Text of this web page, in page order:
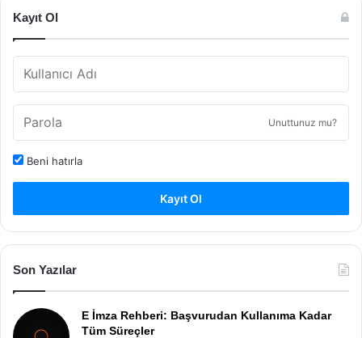
Kayıt Ol
Unuttunuz mu?
Beni hatırla
Kayıt Ol
Son Yazılar
E İmza Rehberi: Başvurudan Kullanıma Kadar
Tüm Süreçler